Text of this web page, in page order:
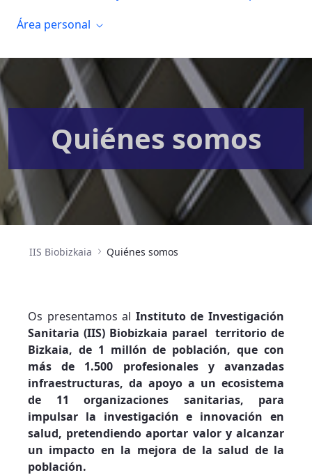
Área personal
Quiénes somos
IIS Biobizkaia Quiénes somos
Os presentamos al Instituto de Investigación
Sanitaria (IIS) Biobizkaia parael territorio de
Bizkaia, de 1 millón de población, que con
más de 1.500 profesionales y avanzadas
infraestructuras, da apoyo a un ecosistema
de 11 organizaciones sanitarias, para
impulsar la investigación e innovación en
salud, pretendiendo aportar valor y alcanzar
un impacto en la mejora de la salud de la
población.